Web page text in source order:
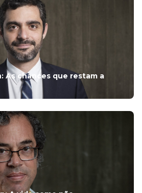
As chances que restam a